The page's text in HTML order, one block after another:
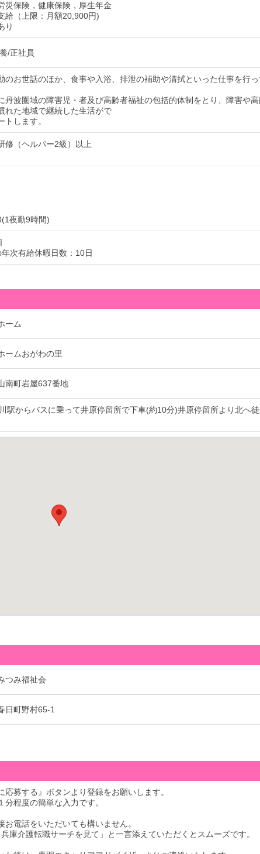
災保険，健康保険，厚生年金
給（上限：月額20,900円)
り
/正社員
のお世話のほか、食事や入浴、排泄の補助や清拭といった仕事を行
丹波圏域の障害児・者及び高齢者福祉の包括的体制をとり、障害や
れた地域で継続した生活がで
トします。
修（ヘルパー2級）以上
夜勤9時間)
次有給休暇日数：10日
ーム
ームおがわの里
南町岩屋637番地
駅からバスに乗って井原停留所で下車(約10分)井原停留所より北へ
つみ福祉会
日町野村65-1
募する』ボタンより登録をお願いします。
分程度の簡単な入力です。
電話をいただいても構いません。
庫介護転職サーチを見て」と一言添えていただくとスムーズです。